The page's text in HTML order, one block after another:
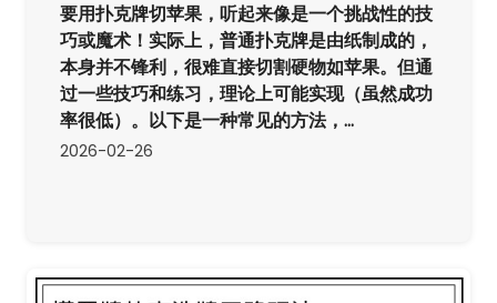
要用扑克牌切苹果，听起来像是一个挑战性的技
巧或魔术！实际上，普通扑克牌是由纸制成的，
本身并不锋利，很难直接切割硬物如苹果。但通
过一些技巧和练习，理论上可能实现（虽然成功
率很低）。以下是一种常见的方法，...
2026-02-26